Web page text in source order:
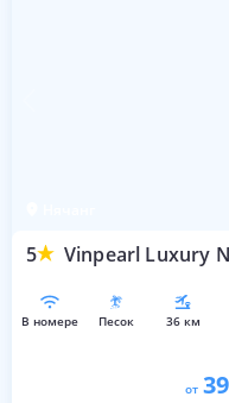
5 Vinpearl Luxury
в номере песок 36 км
от